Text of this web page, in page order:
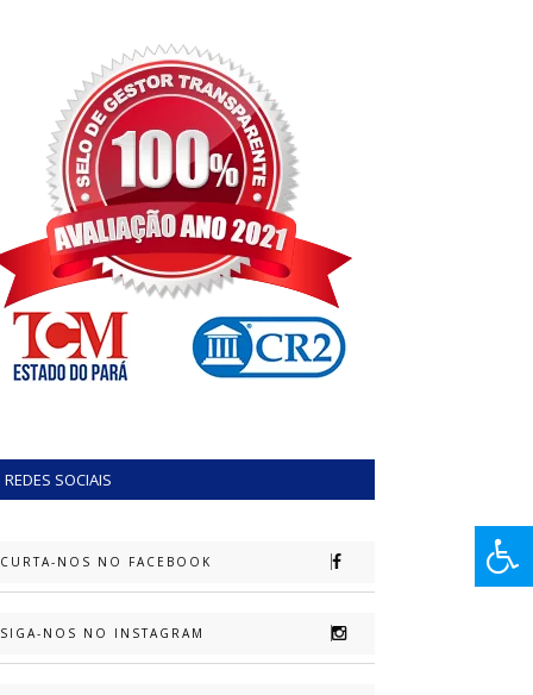
REDES SOCIAIS
CURTA-NOS NO FACEBOOK
SIGA-NOS NO INSTAGRAM